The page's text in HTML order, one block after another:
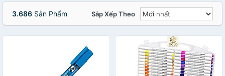
3.686 Sản Phẩm Sắp Xếp Theo